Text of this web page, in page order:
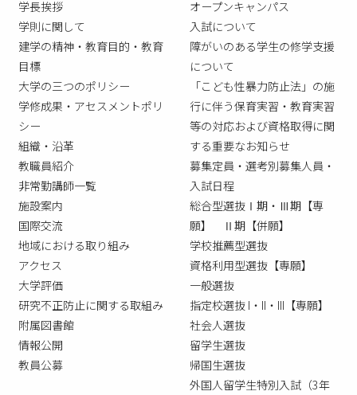
学長挨拶
学則に関して
建学の精神・教育目的・教育
目標
大学の三つのポリシー
学修成果・アセスメントポリ
シー
組織・沿革
教職員紹介
非常勤講師一覧
施設案内
国際交流
地域における取り組み
アクセス
大学評価
研究不正防止に関する取組み
附属図書館
情報公開
教員公募
オープンキャンパス
入試について
障がいのある学生の修学支援
について
「こども性暴力防止法」の施
行に伴う保育実習・教育実習
等の対応および資格取得に関
する重要なお知らせ
募集定員・選考別募集人員・
入試日程
総合型選抜Ⅰ期・Ⅲ期【専
願】 Ⅱ期【併願】
学校推薦型選抜
資格利用型選抜【専願】
一般選抜
指定校選抜 I・II・III【専願】
社会人選抜
留学生選抜
帰国生選抜
外国人留学生特別入試（3年